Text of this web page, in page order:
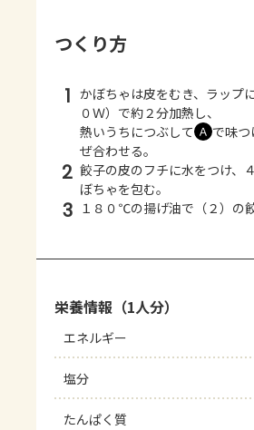
つくり方
1 かぼちゃは皮をむき、ラップ
０Ｗ）で約２分加熱し、
熱いうちにつぶして Ａ で味
ぜ合わせる。
2 餃子の皮のフチに水をつけ、
ぼちゃを包む。
3 １８０℃の揚げ油で（２）の
栄養情報（1人分）
エネルギー
塩分
たんぱく質